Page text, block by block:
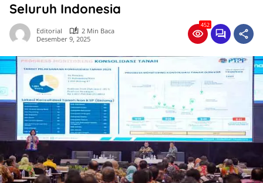
Seluruh Indonesia
Editorial
2 Min Baca
Desember 9, 2025
452